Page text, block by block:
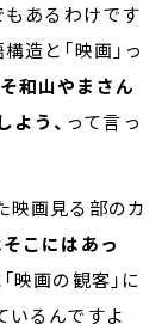
もあるわけです
造と「映画」っ
和山やまさん
よう、 って言っ
映画見る部のカ
こにはあっ
映画の観客」に
いるんですよ